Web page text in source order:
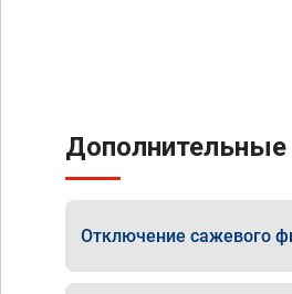
Дополнительные
Отключение сажевого